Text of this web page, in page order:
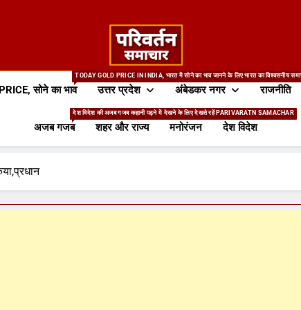
सोने का भाव
TODAY GOLD PRICE IN INDIA, भारत में सोने का भाव जानने के लिए भारत का विश्वसनीय
उत्तर प्रदेश अंबेडकर नगर राजनीति
अजब गजब
देश विदेश की अजब गजब कहानी पढ़ने में देखने के लिए देखते रहें PARIVARATN SAMACHAR
शहर और राज्य मनोरंजन देश विदेश